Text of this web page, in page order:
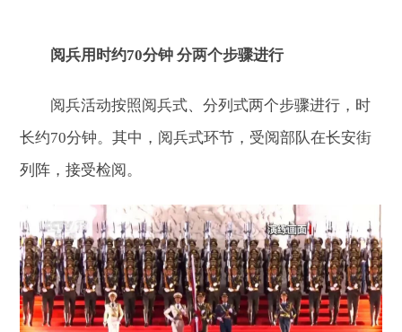
阅兵用时约70分钟 分两个步骤进行
阅兵活动按照阅兵式、分列式两个步骤进行，时
长约70分钟。其中，阅兵式环节，受阅部队在长安街
列阵，接受检阅。